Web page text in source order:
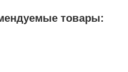
товары: